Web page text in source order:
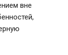
вне